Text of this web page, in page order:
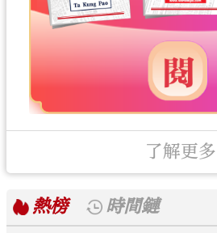
了解更多
熱榜
時間鏈